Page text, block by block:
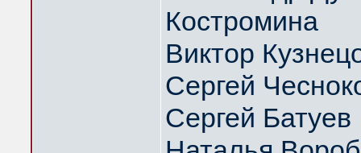
Костромина
Виктор
Сергей
Сергей Батуев